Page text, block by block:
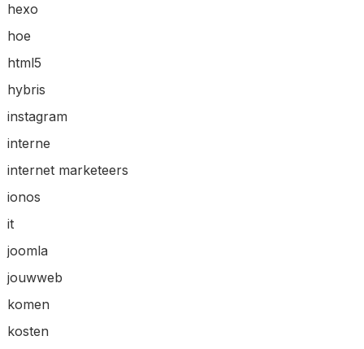
hexo
hoe
html5
hybris
instagram
interne
internet marketeers
ionos
it
joomla
jouwweb
komen
kosten